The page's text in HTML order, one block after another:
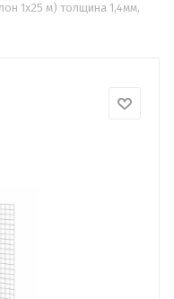
1х25 м) толщина 1,4мм,